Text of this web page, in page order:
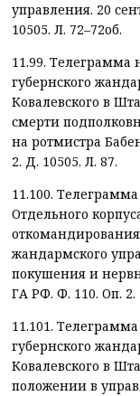
управления. 20
10505. Л. 72–72об.
11.99. Телеграмма
губернского
Ковалевского в
смерти
на ротмистра
2. Д. 10505. Л. 87.
11.100.
Отдельного
откомандирования
жандармского
покушения и
ГА РФ. Ф. 110. Оп. 2.
11.101.
губернского
Ковалевского в
положении в